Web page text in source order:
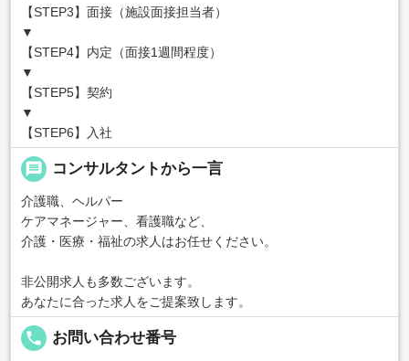
【STEP3】面接（施設面接担当者）
▼
【STEP4】内定（面接1週間程度）
▼
【STEP5】契約
▼
【STEP6】入社
message コンサルタントから一言
介護職、ヘルパー
ケアマネージャー、看護職など、
介護・医療・福祉の求人はお任せください。
非公開求人も多数ございます。
あなたに合った求人をご提案致します。
local_phone お問い合わせ番号